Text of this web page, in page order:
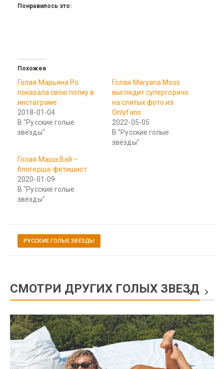
Понравилось это:
Похожее
Голая Марьяна Ро
показала свою попку в
инстаграме
2018-01-04
В "Русские голые
звёзды"
Голая Maryana Moss
выглядит супергорячо
на слитых фото из
Onlyfans
2022-05-05
В "Русские голые
звёзды"
Голая Маша Вэй –
блогерша-фетишист
2020-01-09
В "Русские голые
звёзды"
РУССКИЕ ГОЛЫЕ ЗВЁЗДЫ
СМОТРИ ДРУГИХ ГОЛЫХ ЗВЕЗД